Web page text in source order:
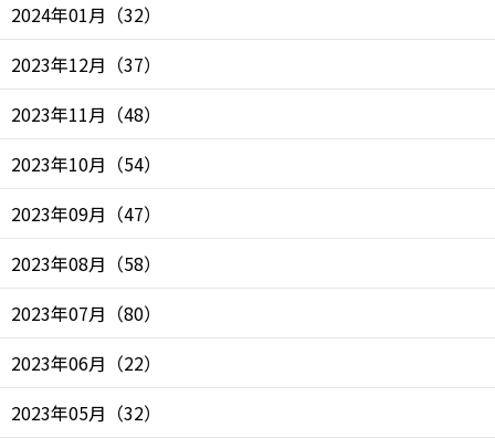
2024年01月 （32）
2023年12月 （37）
2023年11月 （48）
2023年10月 （54）
2023年09月 （47）
2023年08月 （58）
2023年07月 （80）
2023年06月 （22）
2023年05月 （32）